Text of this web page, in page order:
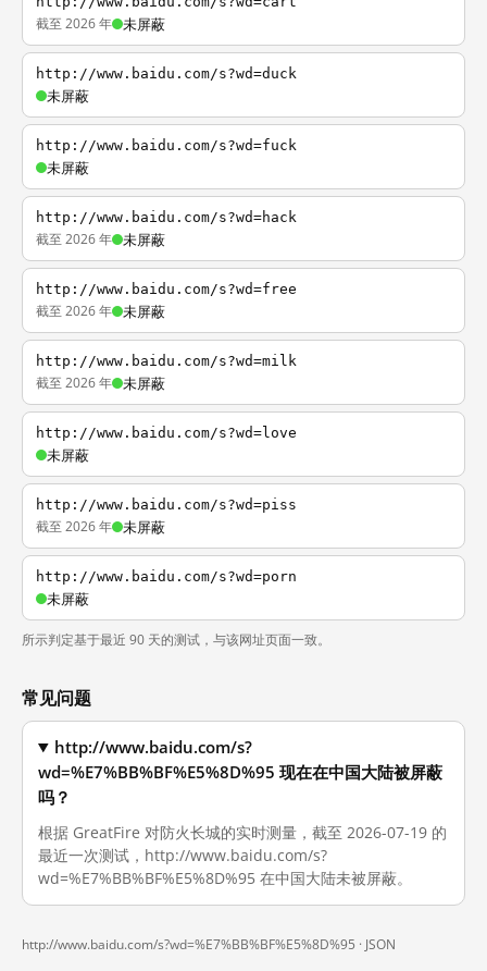
截至 2026 年 未屏蔽
http://www.baidu.com/s?wd=duck
未屏蔽
http://www.baidu.com/s?wd=fuck
未屏蔽
http://www.baidu.com/s?wd=hack
截至 2026 年 未屏蔽
http://www.baidu.com/s?wd=free
截至 2026 年 未屏蔽
http://www.baidu.com/s?wd=milk
截至 2026 年 未屏蔽
http://www.baidu.com/s?wd=love
未屏蔽
http://www.baidu.com/s?wd=piss
截至 2026 年 未屏蔽
http://www.baidu.com/s?wd=porn
未屏蔽
所示判定基于最近 90 天的测试，与该网址页面一致。
常见问题
http://www.baidu.com/s?
wd=%E7%BB%BF%E5%8D%95 现在在中国大陆被屏蔽
吗？
根据 GreatFire 对防火长城的实时测量，截至 2026-07-19 的
最近一次测试，http://www.baidu.com/s?
wd=%E7%BB%BF%E5%8D%95 在中国大陆未被屏蔽。
http://www.baidu.com/s?wd=%E7%BB%BF%E5%8D%95 · JSON